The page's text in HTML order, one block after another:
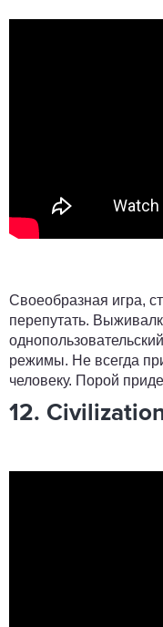
Своеобразная игра,
перепутать.
режимы. Не всегда
человеку. Порой
12.